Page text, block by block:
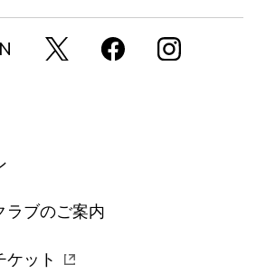
ラブのご案内
ケット